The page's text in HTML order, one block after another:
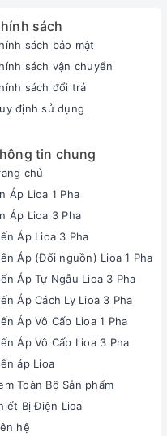
sách
sách bảo mật
sách vận chuyển
sách đổi trả
định sử dụng
tin chung
chủ
Áp Lioa 1 Pha
Áp Lioa 3 Pha
Áp Lioa 3 Pha
Áp (Đổi nguồn) Lioa 1 Pha
Áp Tự Ngẫu Lioa 3 Pha
Áp Cách Ly Lioa 3 Pha
Áp Vô Cấp Lioa 1 Pha
Áp Vô Cấp Lioa 3 Pha
áp Lioa
Toàn Bộ Sản phẩm
Bị Điện Lioa
hệ